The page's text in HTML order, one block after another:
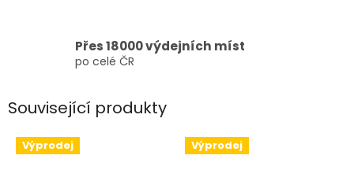
Přes 18000 výdejních míst
po celé ČR
Související produkty
Výprodej Výprodej